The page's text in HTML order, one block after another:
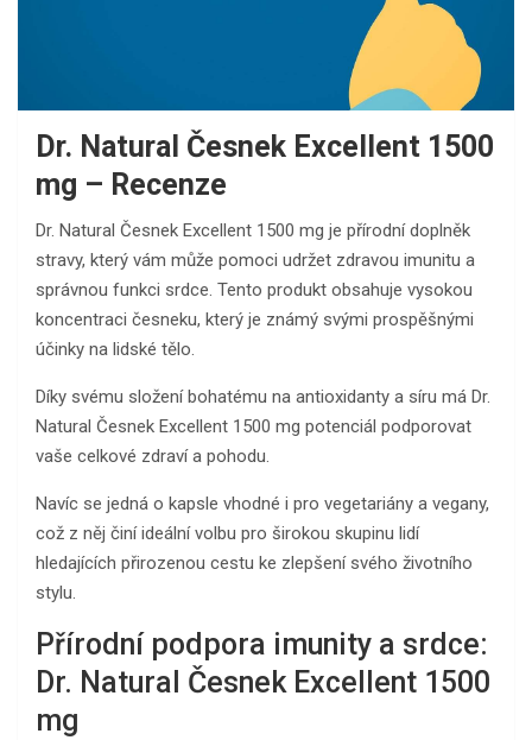
Dr. Natural Česnek Excellent 1500
mg – Recenze
Dr. Natural Česnek Excellent 1500 mg je přírodní doplněk
stravy, který vám může pomoci udržet zdravou imunitu a
správnou funkci srdce. Tento produkt obsahuje vysokou
koncentraci česneku, který je známý svými prospěšnými
účinky na lidské tělo.
Díky svému složení bohatému na antioxidanty a síru má Dr.
Natural Česnek Excellent 1500 mg potenciál podporovat
vaše celkové zdraví a pohodu.
Navíc se jedná o kapsle vhodné i pro vegetariány a vegany,
což z něj činí ideální volbu pro širokou skupinu lidí
hledajících přirozenou cestu ke zlepšení svého životního
stylu.
Přírodní podpora imunity a srdce:
Dr. Natural Česnek Excellent 1500
mg